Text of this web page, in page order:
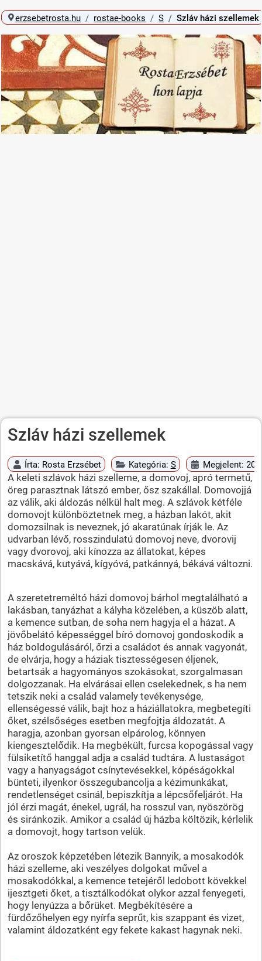
erzsebetrosta.hu rostae-books S Szláv házi szellemek
Szláv házi szellemek
Írta: Rosta Erzsébet Kategória: S Megjelent:
A keleti szlávok házi szelleme, a domovoj, apró termetű,
öreg parasztnak látszó ember, ősz szakállal. Domovojjá
az válik, aki áldozás nélkül halt meg. A szlávok kétféle
domovojt különböztetnek meg, a házban lakót, akit
domozsilnak is neveznek, jó akaratúnak írják le. Az
udvarban lévő, rosszindulatú domovoj neve, dvorovij
vagy dvorovoj, aki kínozza az állatokat, képes
macskává, kutyává, kígyóvá, patkánnyá, békává változni.
A szeretetreméltó házi domovoj bárhol megtalálható a
lakásban, tanyázhat a kályha közelében, a küszöb alatt,
a kemence sutban, de soha nem hagyja el a házat. A
jövőbelátó képességgel bíró domovoj gondoskodik a
ház boldogulásáról, őrzi a családot és annak vagyonát,
de elvárja, hogy a háziak tisztességesen éljenek,
betartsák a hagyományos szokásokat, szorgalmasan
dolgozzanak. Ha elvárásai ellen cselekednek, s ha nem
tetszik neki a család valamely tevékenysége,
ellenségessé válik, bajt hoz a háziállatokra, megbetegíti
őket, szélsőséges esetben megfojtja áldozatát. A
haragja, azonban gyorsan elpárolog, könnyen
kiengesztelődik. Ha megbékült, furcsa kopogással vagy
fülsiketítő hanggal adja a család tudtára. A lustaságot
vagy a hanyagságot csínytevésekkel, kópéságokkal
bünteti, ilyenkor összegubancolja a kézimunkákat,
rendetlenséget csinál, bepiszkítja a lépcsőfeljárót. Ha
jól érzi magát, énekel, ugrál, ha rosszul van, nyöszörög
és siránkozik. Amikor a család új házba költözik, kérlelik
a domovojt, hogy tartson velük.
Az oroszok képzetében létezik Bannyik, a mosakodók
házi szelleme, aki veszélyes dolgokat művel a
mosakodókkal, a kemence tetejéről ledobott kövekkel
ijesztgeti őket, a tisztálkodókat olykor azzal fenyegeti,
hogy lenyúzza a bőrüket. Megbékítésére a
fürdőzőhelyen egy nyírfa seprűt, kis szappant és vizet,
valamint áldozatként egy fekete kakast hagynak neki.